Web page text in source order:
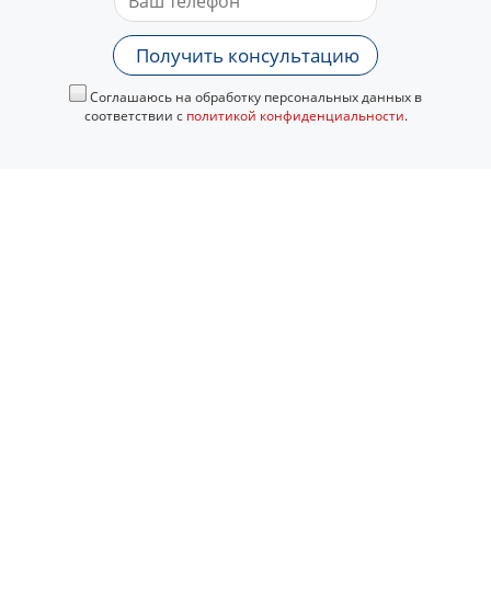
Получить консультацию
Соглашаюсь на обработку персональных данных в
соответствии с политикой конфиденциальности.